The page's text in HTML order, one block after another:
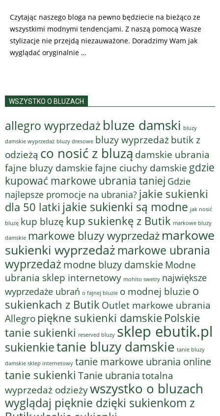
Czytając naszego bloga na pewno będziecie na bieżąco ze
wszystkimi modnymi tendencjami. Z naszą pomocą Wasze
stylizacje nie przejdą niezauważone. Doradzimy Wam jak
wyglądać oryginalnie …
WSZYSTKO O BLUZACH
allegro wyprzedaż bluze damski bluzy
damskie wyprzedaż bluzy dresowe bluzy wyprzedaż butik z
odzieżą co nosić z bluzą damskie ubrania
fajne bluzy damskiefajne ciuchy damskie gdzie
kupować markowe ubrania taniej Gdzie
najlepsze promocje na ubrania? jakie sukienki
dla 50 latki jakie sukienki są modne jak nosić
bluzę kup bluzę kup sukienkę z Butik markowe bluzy
damskie markowe bluzy wyprzedaż markowe
sukienki wyprzedaż markowe ubrania
wyprzedaż modne bluzy damskie Modne
ubrania sklep internetowy mohito swetry największe
wyprzedaże ubrań o fajnej bluzie o modnej bluzie o
sukienkach z Butik Outlet markowe ubrania
Allegropiękne sukienki damskie Polskie
tanie sukienki reserved bluzy sklep ebutik.pl
sukienkietanie bluzy damskie tanie bluzy
damskie sklep internetowy tanie markowe ubrania online
tanie sukienki Tanie ubrania totalna
wyprzedaż odzieżywszystko o bluzach
wyglądaj pięknie dzięki sukienkom z